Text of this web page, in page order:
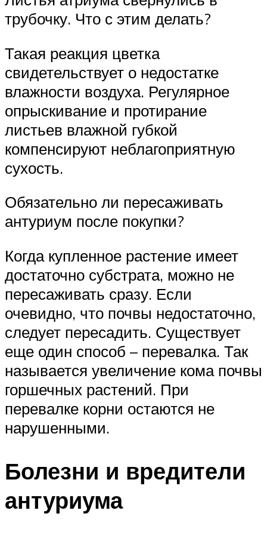
трубочку. Что с этим делать?
Такая реакция цветка
свидетельствует о недостатке
влажности воздуха. Регулярное
опрыскивание и протирание
листьев влажной губкой
компенсируют неблагоприятную
сухость.
Обязательно ли пересаживать
антуриум после покупки?
Когда купленное растение имеет
достаточно субстрата, можно не
пересаживать сразу. Если
очевидно, что почвы недостаточно,
следует пересадить. Существует
еще один способ – перевалка. Так
называется увеличение кома почвы
горшечных растений. При
перевалке корни остаются не
нарушенными.
Болезни и вредители
антуриума